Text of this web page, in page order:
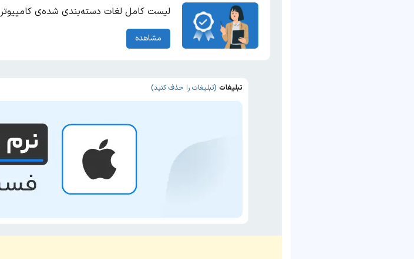
لیست کامل لغات دسته‌بندی شده‌ی کامپیوتر
مشاهده
تبلیغات (تبلیغات را حذف کنید)